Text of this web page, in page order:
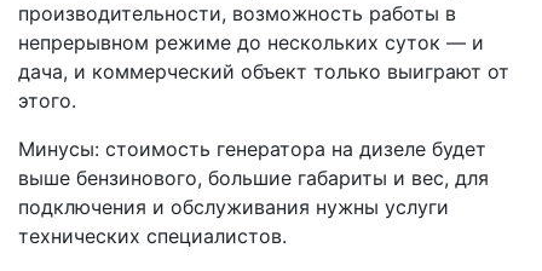
производительности, возможность работы в
непрерывном режиме до нескольких суток — и
дача, и коммерческий объект только выиграют от
этого.
Минусы: стоимость генератора на дизеле будет
выше бензинового, большие габариты и вес, для
подключения и обслуживания нужны услуги
технических специалистов.